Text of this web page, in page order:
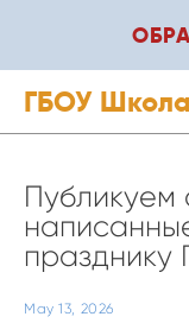
ГБОУ
May 13, 2026
Публикуем
празднику